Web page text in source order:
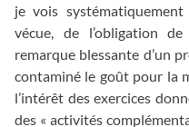
je vois
vécue, de l’obligation
remarque blessante d’un
contaminé le goût pour la
l’intérêt des exercices
des « activités